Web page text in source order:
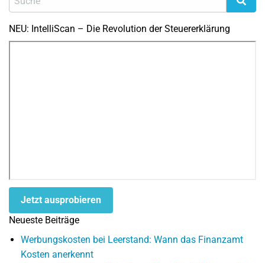
NEU: IntelliScan – Die Revolution der Steuererklärung
Jetzt ausprobieren
Neueste Beiträge
Werbungskosten bei Leerstand: Wann das Finanzamt
Kosten anerkennt